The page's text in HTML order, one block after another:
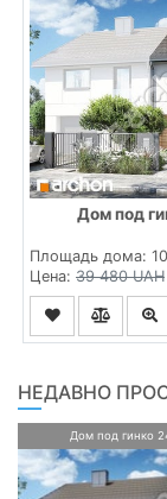
Дом под
Площадь дома:
Цена: 39 480 UAH
НЕДАВНО
Дом под гинко